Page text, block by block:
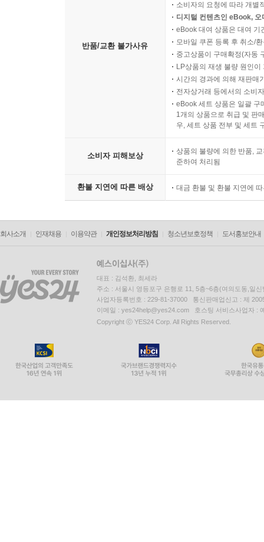
반품/교환 불가사유
소비자의 요청에 따라 개별
디지털 컨텐츠인 eBook,
eBook 대여 상품은 대여 기
모바일 쿠폰 등록 후 취소/
중고상품이 구매확정(자동
LP상품의 재생 불량 원인
시간의 경과에 의해 재판매
전자상거래 등에서의 소비
eBook 세트 상품은 일괄 구
1개의 상품으로 취급 및 판
우, 세트 상품 전부 및 세트
소비자 피해보상
상품의 불량에 의한 반품,
준하여 처리됨
환불 지연에 따른 배상 대금 환불 및 환불 지연에
회사소개 인재채용 이용약관 개인정보처리방침 청소년보호정책 도서홍보안내
대표 : 김석환, 최세라
주소 : 서울시 영등포구 은행로 11, 5층~6층(여의도동,일신
사업자등록번호 : 229-81-37000 통신판매업신고 : 제
이메일 : yes24help@yes24.com 호스팅 서비스사업자 :
Copyright ⓒ YES24 Corp. All Rights Reserved.